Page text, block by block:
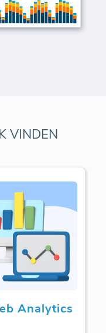
VINDEN
Analytics